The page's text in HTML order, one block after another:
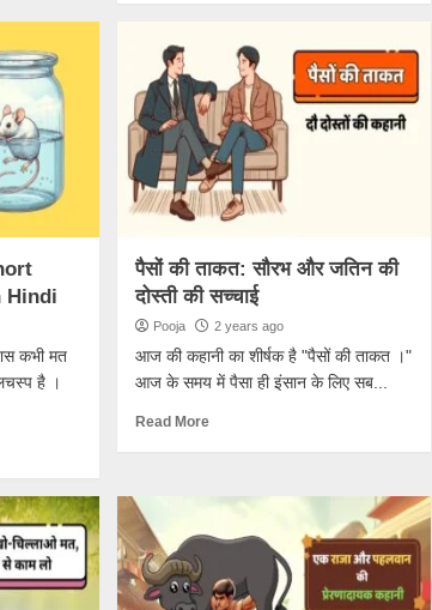
Hindi
कभी मत
है ।
पैसों की ताकत: सौरभ और जतिन की
दोस्ती की सच्चाई
Pooja 2 years ago
आज की कहानी का शीर्षक है "पैसों की ताकत ।"
आज के समय में पैसा ही इंसान के लिए सब...
Read More